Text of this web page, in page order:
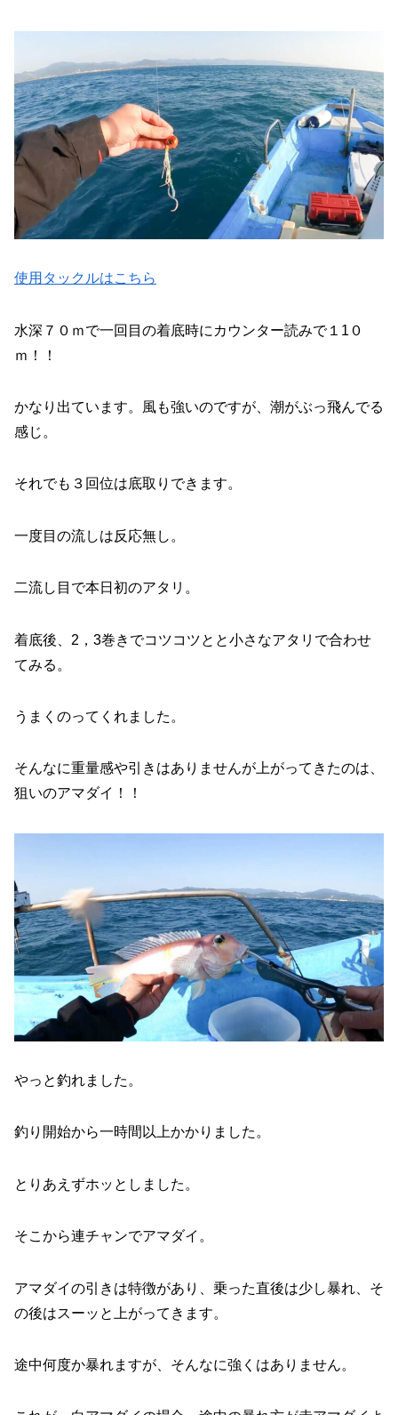
使用タックルはこちら
水深７０ｍで一回目の着底時にカウンター読みで１1０
ｍ！！
かなり出ています。風も強いのですが、潮がぶっ飛んでる
感じ。
それでも３回位は底取りできます。
一度目の流しは反応無し。
二流し目で本日初のアタリ。
着底後、2，3巻きでコツコツとと小さなアタリで合わせ
てみる。
うまくのってくれました。
そんなに重量感や引きはありませんが上がってきたのは、
狙いのアマダイ！！
やっと釣れました。
釣り開始から一時間以上かかりました。
とりあえずホッとしました。
そこから連チャンでアマダイ。
アマダイの引きは特徴があり、乗った直後は少し暴れ、そ
の後はスーッと上がってきます。
途中何度か暴れますが、そんなに強くはありません。